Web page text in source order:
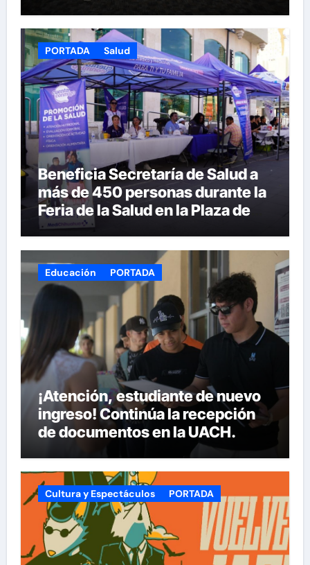
PORTADA Salud
Beneficia Secretaría de Salud a
más de 450 personas durante la
Feria de la Salud en la Plaza de
Armas
Educación PORTADA
¡Atención, estudiante de nuevo
ingreso! Continúa la recepción
de documentos en la UACH.
Cultura y Espectáculos PORTADA